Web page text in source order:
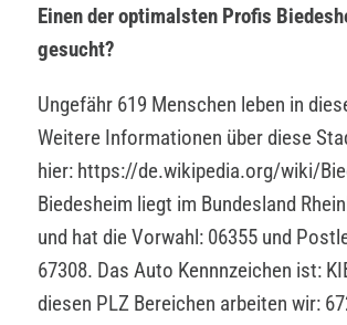
Einen der optimalsten Profis
gesucht?
Ungefähr 619 Menschen leben in
Weitere Informationen über diese
hier: https://de.wikipedia.org/wiki/
Biedesheim liegt im Bundesland
und hat die Vorwahl: 06355 und
67308. Das Auto Kennnzeichen ist:
diesen PLZ Bereichen arbeiten wir: